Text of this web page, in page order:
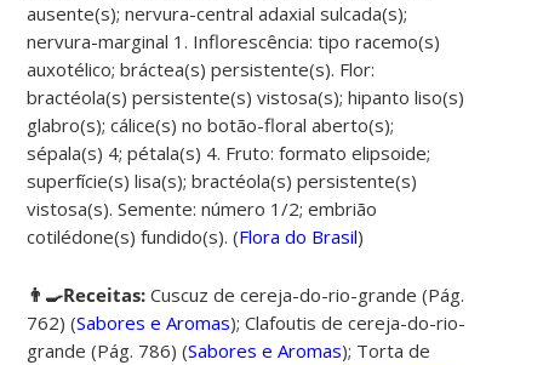
ausente(s); nervura-central adaxial sulcada(s);
nervura-marginal 1. Inflorescência: tipo racemo(s)
auxotélico; bráctea(s) persistente(s). Flor:
bractéola(s) persistente(s) vistosa(s); hipanto liso(s)
glabro(s); cálice(s) no botão-floral aberto(s);
sépala(s) 4; pétala(s) 4. Fruto: formato elipsoide;
superfície(s) lisa(s); bractéola(s) persistente(s)
vistosa(s). Semente: número 1/2; embrião
cotilédone(s) fundido(s). (Flora do Brasil)
👨‍🍳Receitas:Cuscuz de cereja-do-rio-grande (Pág.
762) (Sabores e Aromas);Clafoutis de cereja-do-rio-
grande (Pág. 786) (Sabores e Aromas); Torta de